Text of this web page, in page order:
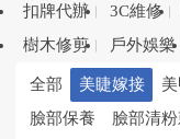
扣牌代辦
3C維修
樹木修剪
戶外娛樂
全部 美睫嫁接
臉部保養
臉部清粉